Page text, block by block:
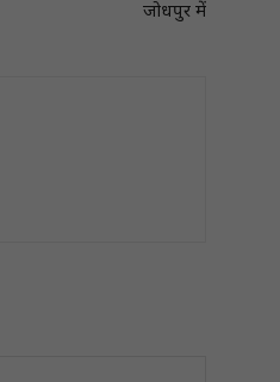
जोधपुर में